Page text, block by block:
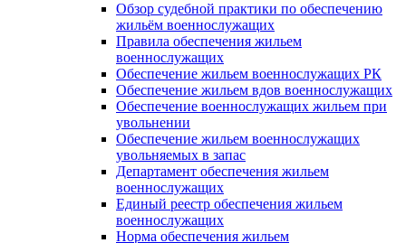
Обзор судебной практики по обеспечению
жильём военнослужащих
Правила обеспечения жильем
военнослужащих
Обеспечение жильем военнослужащих РК
Обеспечение жильем вдов военнослужащих
Обеспечение военнослужащих жильем при
увольнении
Обеспечение жильем военнослужащих
увольняемых в запас
Департамент обеспечения жильем
военнослужащих
Единый реестр обеспечения жильем
военнослужащих
Норма обеспечения жильем